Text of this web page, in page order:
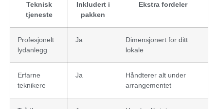
Teknisk
tjeneste
Inkludert i
pakken
Ekstra fordeler
Profesjonelt
lydanlegg
Ja
Dimensjonert for ditt
lokale
Erfarne
teknikere
Ja
Håndterer alt under
arrangementet